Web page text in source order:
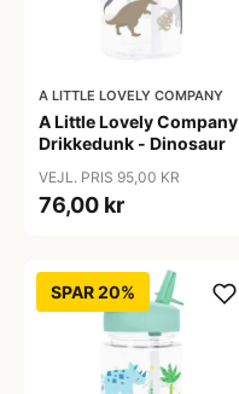
A LITTLE LOVELY COMPANY
A Little Lovely Company
Drikkedunk - Dinosaur
VEJL. PRIS 95,00 KR
76,00 kr
SPAR 20%